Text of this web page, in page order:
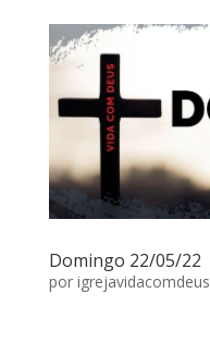
Domingo 22/05/22
por igrejavidacomdeus